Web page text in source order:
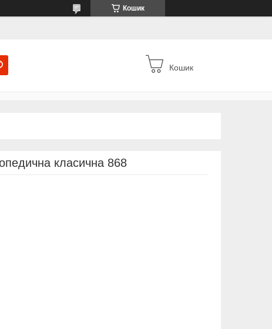
Кошик
Кошик
класична 868